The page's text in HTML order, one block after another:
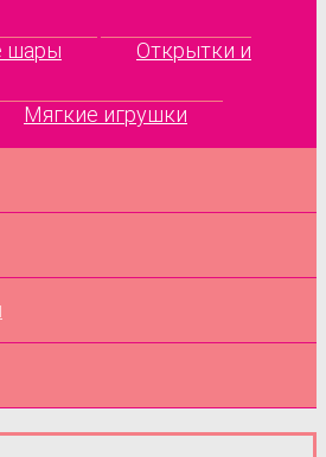
шары Открытки и
Мягкие игрушки